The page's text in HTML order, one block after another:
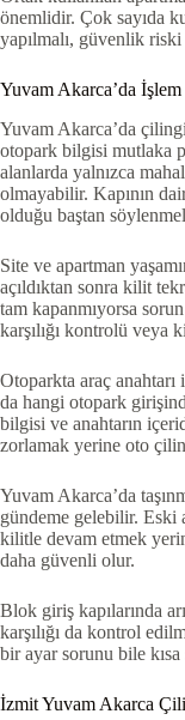
önemlidir. Çok sayıda
yapılmalı, güvenlik
Yuvam Akarca’da
Yuvam Akarca’da
otopark bilgisi mutlaka
alanlarda yalnızca
olmayabilir. Kapının
olduğu baştan
Site ve apartman
açıldıktan sonra kilit
tam kapanmıyorsa
karşılığı kontrolü veya
Otoparkta araç anahtarı
da hangi otopark
bilgisi ve anahtarın
zorlamak yerine oto
Yuvam Akarca’da
gündeme gelebilir. Eski
kilitle devam etmek
daha güvenli olur.
Blok giriş kapılarında
karşılığı da kontrol
bir ayar sorunu bile kısa
İzmit Yuvam Akarca